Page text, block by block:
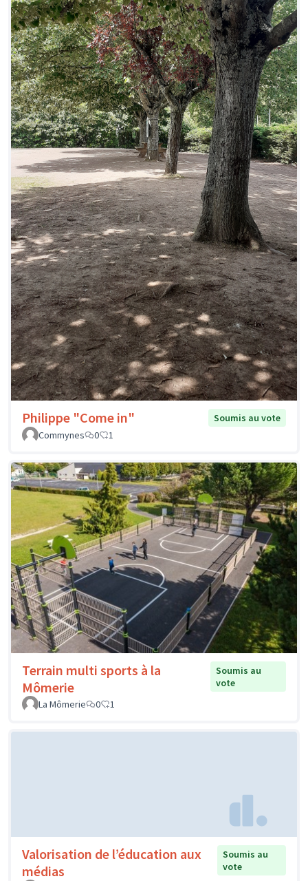
Philippe "Come in"
Soumis au vote
Commynes
0 1
Terrain multi sports à la
Mômerie
Soumis au
vote
La Mômerie
0 1
Valorisation de l’éducation aux
médias
Soumis au
vote